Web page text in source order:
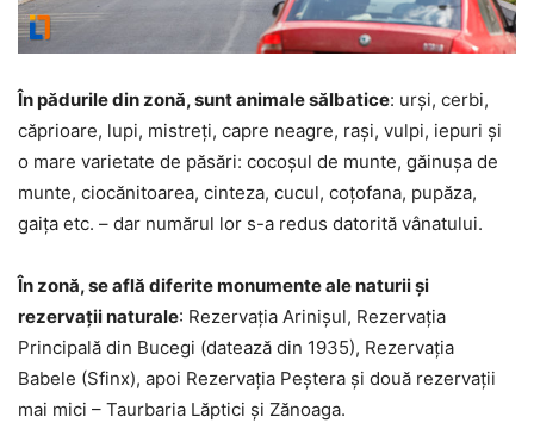
În pădurile din zonă, sunt animale sălbatice: urşi, cerbi,
căprioare, lupi, mistreţi, capre neagre, raşi, vulpi, iepuri şi
o mare varietate de păsări: cocoşul de munte, găinuşa de
munte, ciocănitoarea, cinteza, cucul, coţofana, pupăza,
gaiţa etc. – dar numărul lor s-a redus datorită vânatului.
În zonă, se află diferite monumente ale naturii şi
rezervaţii naturale: Rezervaţia Arinişul, Rezervaţia
Principală din Bucegi (datează din 1935), Rezervaţia
Babele (Sfinx), apoi Rezervaţia Peştera şi două rezervaţii
mai mici – Taurbaria Lăptici şi Zănoaga.